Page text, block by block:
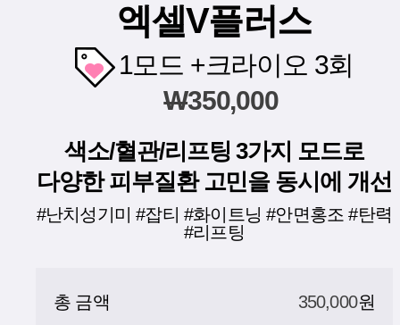
엑셀V플러스
1모드 +크라이오 3회
W350,000
색소/혈관/리프팅 3가지 모드로
다양한 피부질환 고민을 동시에 개선
#난치성기미 #잡티 #화이트닝 #안면홍조 #탄력
#리프팅
총 금액 350,000원